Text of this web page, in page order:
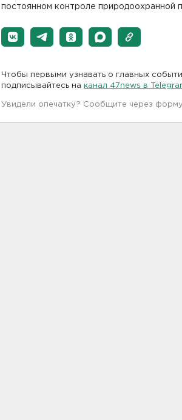
постоянном контроле природоохранной
Чтобы первыми узнавать о главных
подписывайтесь на канал 47news в
Увидели опечатку? Сообщите через форму